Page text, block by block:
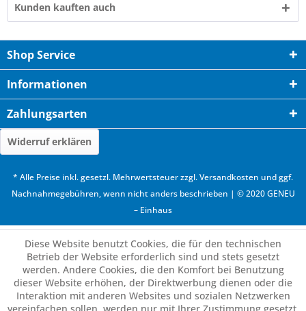
Kunden kauften auch
Shop Service
Informationen
Zahlungsarten
Widerruf erklären
* Alle Preise inkl. gesetzl. Mehrwertsteuer zzgl.Versandkosten und ggf.
Nachnahmegebühren, wenn nicht anders beschrieben | © 2020 GENEU
– Einhaus
Diese Website benutzt Cookies, die für den technischen
Betrieb der Website erforderlich sind und stets gesetzt
werden. Andere Cookies, die den Komfort bei Benutzung
dieser Website erhöhen, der Direktwerbung dienen oder die
Interaktion mit anderen Websites und sozialen Netzwerken